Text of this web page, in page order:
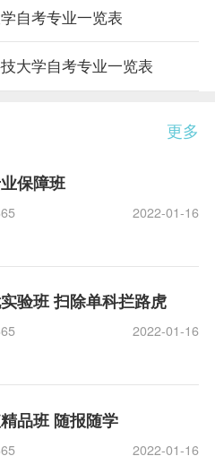
自考专业一览表
大学自考专业一览表
更多
保障班
2022-01-16
验班 扫除单科拦路虎
2022-01-16
品班 随报随学
2022-01-16